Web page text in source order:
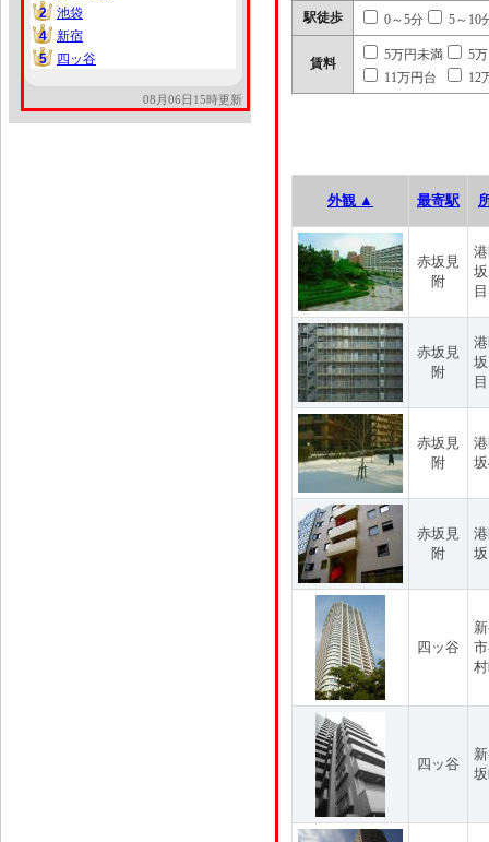
2
2
池袋
4
4
新宿
5
5 四ッ谷
08月06日15時更新
駅徒歩 0～5分 5～10
賃料
5万円未満
5
11万円台
12
外観 ▲ 最寄駅
赤坂見
附
目
赤坂見
附
目
赤坂見
附
赤坂見
附
四ッ谷
四ッ谷